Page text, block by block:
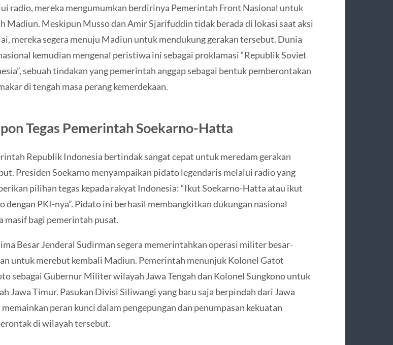
radio, mereka mengumumkan berdirinya Pemerintah Front Nasional untuk
Madiun. Meskipun Musso dan Amir Sjarifuddin tidak berada di lokasi saat aksi
mereka segera menuju Madiun untuk mendukung gerakan tersebut. Dunia
kemudian mengenal peristiwa ini sebagai proklamasi “Republik Soviet
sebuah tindakan yang pemerintah anggap sebagai bentuk pemberontakan
di tengah masa perang kemerdekaan.
Tegas Pemerintah Soekarno-Hatta
Republik Indonesia bertindak sangat cepat untuk meredam gerakan
Presiden Soekarno menyampaikan pidato legendaris melalui radio yang
pilihan tegas kepada rakyat Indonesia: “Ikut Soekarno-Hatta atau ikut
dengan PKI-nya”. Pidato ini berhasil membangkitkan dukungan nasional
masif bagi pemerintah pusat.
Besar Jenderal Sudirman segera memerintahkan operasi militer besar-
untuk merebut kembali Madiun. Pemerintah menunjuk Kolonel Gatot
sebagai Gubernur Militer wilayah Jawa Tengah dan Kolonel Sungkono untuk
Jawa Timur. Pasukan Divisi Siliwangi yang baru saja berpindah dari Jawa
peran kunci dalam pengepungan dan penumpasan kekuatan
di wilayah tersebut.